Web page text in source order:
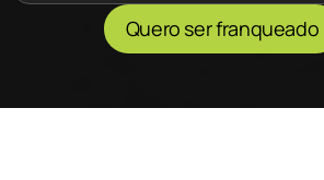
Quero ser franqueado